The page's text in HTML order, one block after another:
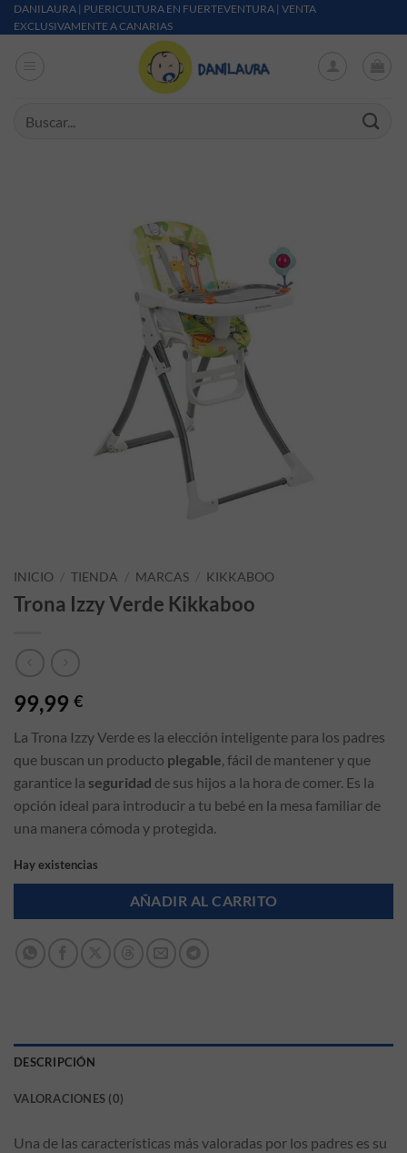
Saltar al contenido
DANILAURA | PUERICULTURA EN FUERTEVENTURA | VENTA
EXCLUSIVAMENTE A CANARIAS
INICIO / TIENDA / MARCAS / KIKKABOO
Trona Izzy Verde Kikkaboo
99,99 €
La Trona Izzy Verde es la elección inteligente para los padres
que buscan un producto plegable , fácil de mantener y que
garantice la seguridad de sus hijos a la hora de comer. Es la
opción ideal para introducir a tu bebé en la mesa familiar de
una manera cómoda y protegida.
Hay existencias
AÑADIR AL CARRITO
DESCRIPCIÓN
VALORACIONES (0)
Una de las características más valoradas por los padres es su